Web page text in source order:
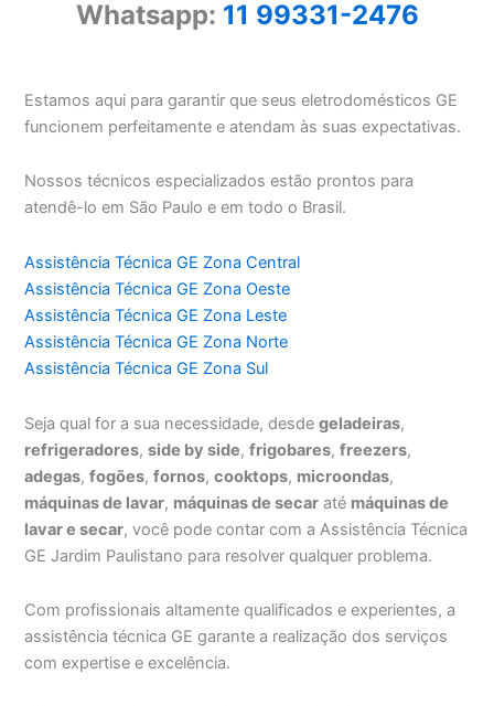
Whatsapp: 11 99331-2476
Estamos aqui para garantir que seus eletrodomésticos GE
funcionem perfeitamente e atendam às suas expectativas.
Nossos técnicos especializados estão prontos para
atendê-lo em São Paulo e em todo o Brasil.
Assistência Técnica GE Zona Central
Assistência Técnica GE Zona Oeste
Assistência Técnica GE Zona Leste
Assistência Técnica GE Zona Norte
Assistência Técnica GE Zona Sul
Seja qual for a sua necessidade, desdegeladeiras,
refrigeradores,side by side,frigobares,freezers,
adegas,fogões,fornos,cooktops, microondas,
máquinas de lavar, máquinas de secar até máquinas de
lavar e secar, você pode contar com a Assistência Técnica
GE Jardim Paulistano para resolver qualquer problema.
Com profissionais altamente qualificados e experientes, a
assistência técnica GE garante a realização dos serviços
com expertise e excelência.